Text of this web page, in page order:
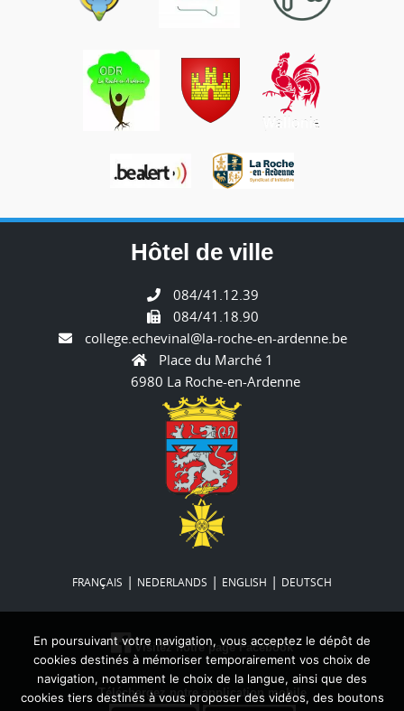
En poursuivant votre navigation, vous acceptez le dépôt de
cookies destinés à mémoriser temporairement vos choix de
navigation, notamment le choix de la langue, ainsi que des
cookies tiers destinés à vous proposer des vidéos, des boutons
Hôtel de ville
084/41.12.39
084/41.18.90
college.echevinal@la-roche-en-ardenne.be
Place du Marché 1
6980 La Roche-en-Ardenne
FRANÇAIS | NEDERLANDS | ENGLISH | DEUTSCH
Visitez notre page Facebook
Téléchargez notre application mobile